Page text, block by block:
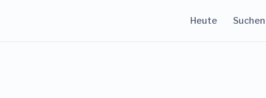
Heute Suchen